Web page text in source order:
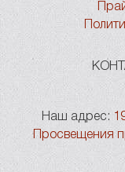
Наш адрес:
Просвещения